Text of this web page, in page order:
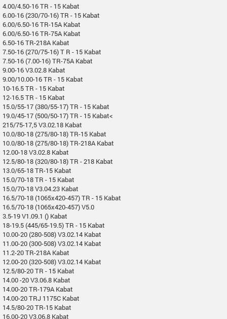
4.00/4.50-16 TR - 15 Kabat
6.00-16 (230/70-16) TR - 15 Kabat
6.00/6.50-16 TR-15A Kabat
6.00/6.50-16 TR-75A Kabat
6.50-16 TR-218A Kabat
7.50-16 (270/75-16) T R - 15 Kabat
7.50-16 (7.00-16) TR-75A Kabat
9.00-16 V3.02.8 Kabat
9.00/10.00-16 TR - 15 Kabat
10-16.5 TR - 15 Kabat
12-16.5 TR - 15 Kabat
15.0/55-17 (380/55-17) TR - 15 Kabat
19.0/45-17 (500/50-17) TR - 15 Kabat<
215/75-17,5 V3.02.18 Kabat
10.0/80-18 (275/80-18) TR-15 Kabat
10.0/80-18 (275/80-18) TR-218A Kabat
12.00-18 V3.02.8 Kabat
12.5/80-18 (320/80-18) TR - 218 Kabat
13.0/65-18 TR-15 Kabat
15.0/70-18 TR - 15 Kabat
15.0/70-18 V3.04.23 Kabat
16.5/70-18 (1065x420-457) TR - 15 Kabat
16.5/70-18 (1065x420-457) V5.0
3.5-19 V1.09.1 () Kabat
18-19.5 (445/65-19.5) TR - 15 Kabat
10.00-20 (280-508) V3.02.14 Kabat
11.00-20 (300-508) V3.02.14 Kabat
11.2-20 TR-218A Kabat
12.00-20 (320-508) V3.02.14 Kabat
12.5/80-20 TR - 15 Kabat
14.00 -20 V3.06.8 Kabat
14.00-20 TR-179A Kabat
14.00-20 TRJ 1175C Kabat
14.5/80-20 TR-15 Kabat
16.00-20 V3.06.8 Kabat